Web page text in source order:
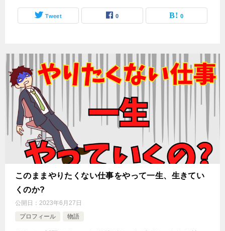
Tweet 0 0
このままやりたくない仕事をやって一生、生きてい
くのか?
公開日： 2023年6月27日
プロフィール
物語